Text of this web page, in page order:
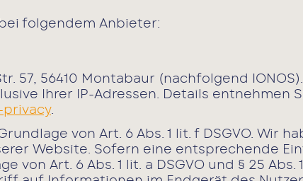
folgendem Anbieter:
57, 56410 Montabaur (nachfolgend
Ihrer IP-Adressen. Details entnehmen
.
von Art. 6 Abs. 1 lit. f DSGVO. Wir
Website. Sofern eine entsprechende
von Art. 6 Abs. 1 lit. a DSGVO und § 25